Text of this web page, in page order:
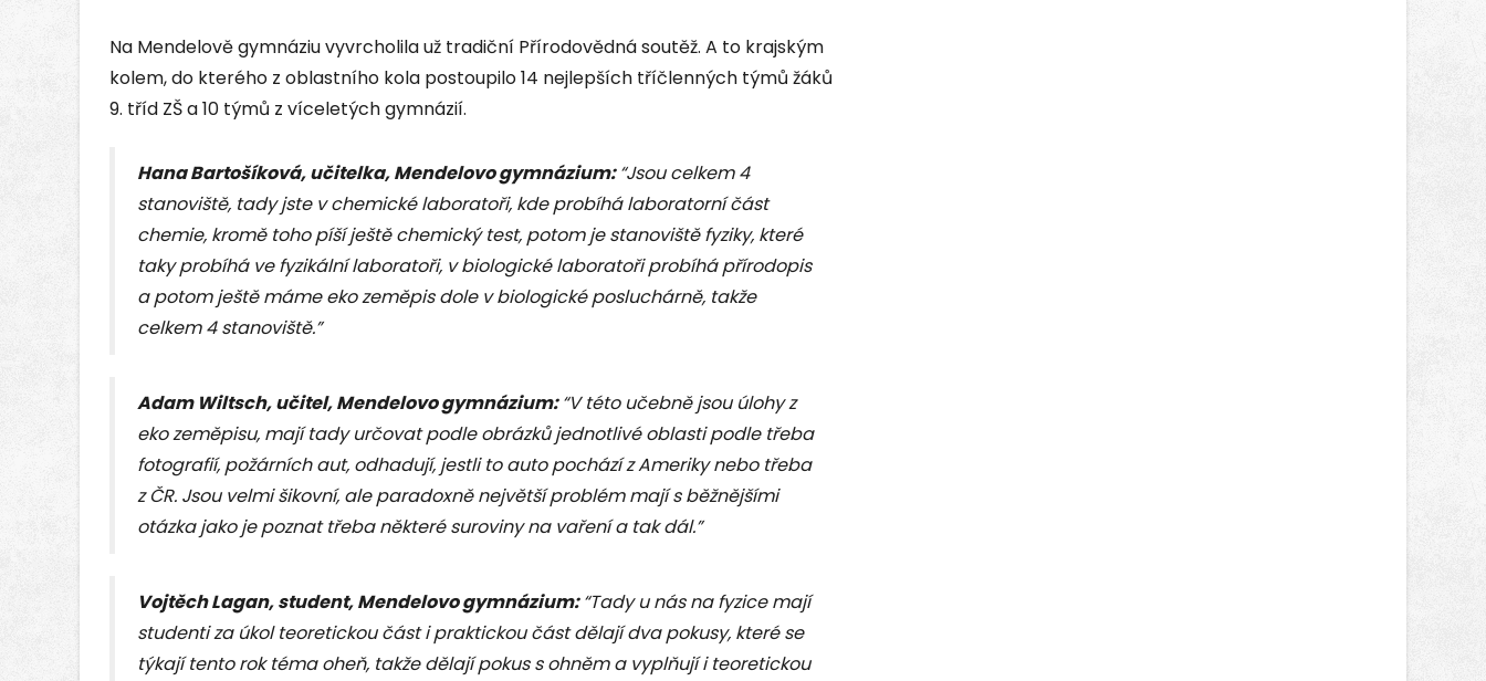
Na Mendelově gymnáziu vyvrcholila už tradiční Přírodovědná soutěž. A to krajským
kolem, do kterého z oblastního kola postoupilo 14 nejlepších tříčlenných týmů žáků
9. tříd ZŠ a 10 týmů z víceletých gymnázií.
Hana Bartošíková, učitelka, Mendelovo gymnázium:“Jsou celkem 4
stanoviště, tady jste v chemické laboratoři, kde probíhá laboratorní část
chemie, kromě toho píší ještě chemický test, potom je stanoviště fyziky, které
taky probíhá ve fyzikální laboratoři, v biologické laboratoři probíhá přírodopis
a potom ještě máme eko zeměpis dole v biologické posluchárně, takže
celkem 4 stanoviště.”
Adam Wiltsch, učitel, Mendelovo gymnázium:“V této učebně jsou úlohy z
eko zeměpisu, mají tady určovat podle obrázků jednotlivé oblasti podle třeba
fotografií, požárních aut, odhadují, jestli to auto pochází z Ameriky nebo třeba
z ČR. Jsou velmi šikovní, ale paradoxně největší problém mají s běžnějšími
otázka jako je poznat třeba některé suroviny na vaření a tak dál.”
Vojtěch Lagan, student, Mendelovo gymnázium:“Tady u nás na fyzice mají
studenti za úkol teoretickou část i praktickou část dělají dva pokusy, které se
týkají tento rok téma oheň, takže dělají pokus s ohněm a vyplňují i teoretickou